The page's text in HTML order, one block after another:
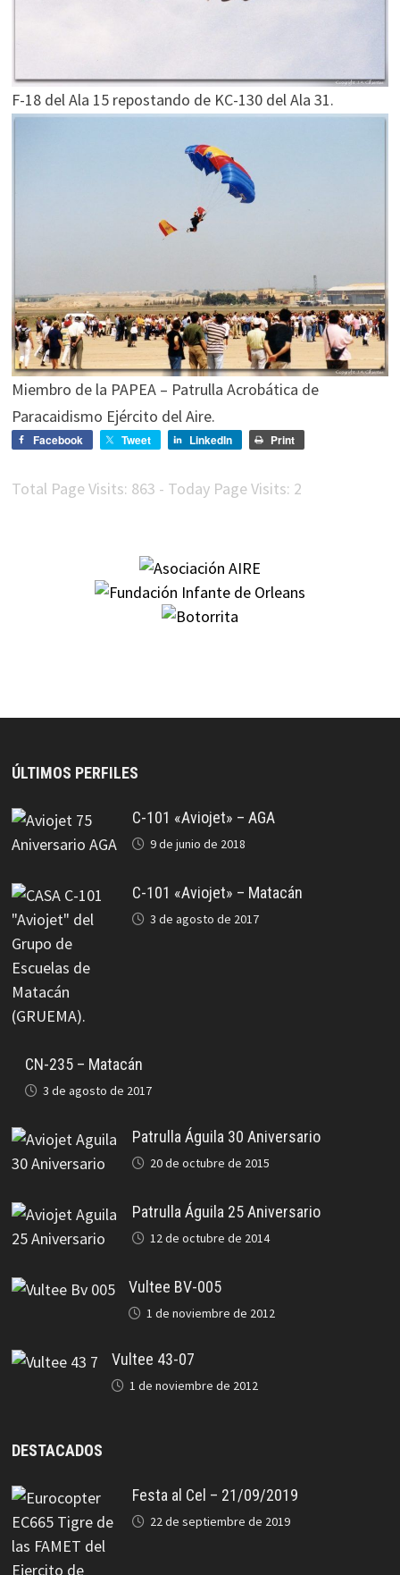
F-18 del Ala 15 repostando de KC-130 del Ala 31.
Miembro de la PAPEA – Patrulla Acrobática de
Paracaidismo Ejército del Aire.
Facebook Tweet LinkedIn Print
Total Page Visits: 863 - Today Page Visits: 2
ÚLTIMOS PERFILES
C-101 «Aviojet» – AGA
9 de junio de 2018
C-101 «Aviojet» – Matacán
3 de agosto de 2017
CN-235 – Matacán
3 de agosto de 2017
Patrulla Águila 30 Aniversario
20 de octubre de 2015
Patrulla Águila 25 Aniversario
12 de octubre de 2014
Vultee BV-005
1 de noviembre de 2012
Vultee 43-07
1 de noviembre de 2012
DESTACADOS
Festa al Cel – 21/09/2019
22 de septiembre de 2019